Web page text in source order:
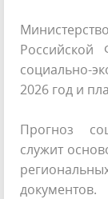
Российской
социально-
2026 год и
Прогноз
служит